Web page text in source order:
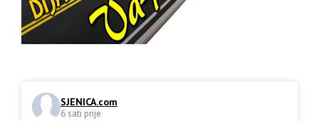
SJENICA.com
6 sati prije